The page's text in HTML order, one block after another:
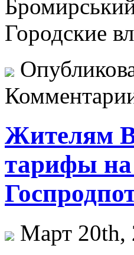
Городские
Жителям
тарифы
Март 20th,